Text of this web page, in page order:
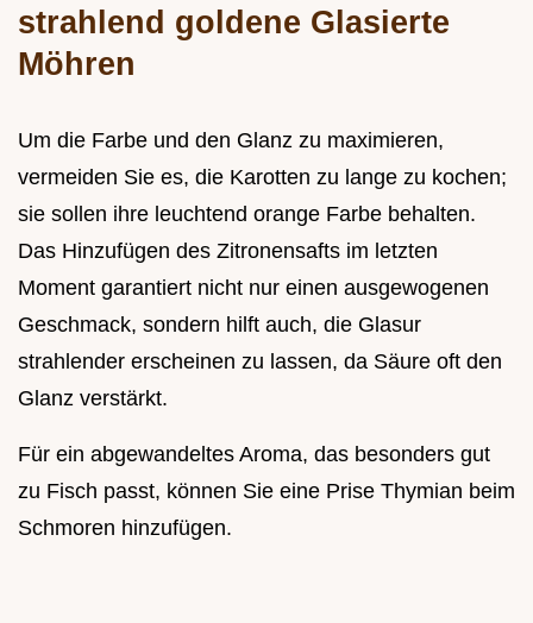
strahlend goldene Glasierte
Möhren
Um die Farbe und den Glanz zu maximieren,
vermeiden Sie es, die Karotten zu lange zu kochen;
sie sollen ihre leuchtend orange Farbe behalten.
Das Hinzufügen des Zitronensafts im letzten
Moment garantiert nicht nur einen ausgewogenen
Geschmack, sondern hilft auch, die Glasur
strahlender erscheinen zu lassen, da Säure oft den
Glanz verstärkt.
Für ein abgewandeltes Aroma, das besonders gut
zu Fisch passt, können Sie eine Prise Thymian beim
Schmoren hinzufügen.